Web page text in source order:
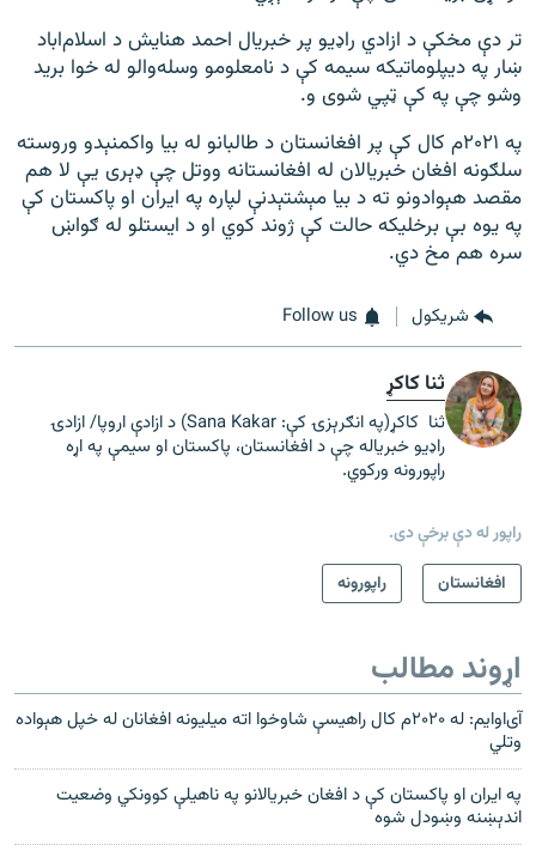
تر دې مخکې د ازادي راډیو پر خبریال احمد هنایش د اسلام‌اباد
ښار په دیپلوماتیکه سیمه کې د نامعلومو وسله‌والو له خوا برید
وشو چې په کې ټپي شوی و.
په ۲۰۲۱م کال کې پر افغانستان د طالبانو له بیا واکمنېدو وروسته
سلګونه افغان خبریالان له افغانستانه ووتل چې ډېری یې لا هم
مقصد هېوادونو ته د بیا مېشتېدنې لپاره په ایران او پاکستان کې
په یوه بې برخلیکه حالت کې ژوند کوي او د ایستلو له ګواښ
سره هم مخ دي.
شريکول Follow us
ثنا کاکړ
ثنا کاکړ(په انګرېزۍ کې: Sana Kakar) د ازادې اروپا/ ازادۍ
راډیو خبریاله چې د افغانستان، پاکستان او سیمې په اړه
راپورونه ورکوي.
راپور له دې برخې دی.
افغانستان
راپورونه
اړوند مطالب
آى‌او‌ایم: له ۲۰۲۰م کال راهیسې شاوخوا اته میلیونه افغانان له خپل هېواده
وتلي
په ایران او پاکستان کې د افغان خبریالانو په ناهيلې کوونکي وضعیت
اندېښنه وښودل شوه